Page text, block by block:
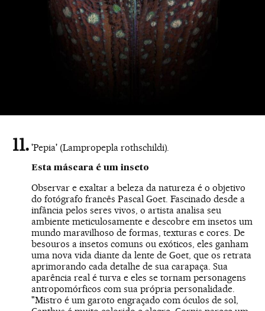
'Pepia' (Lampropepla rothschildi).
Esta máscara é um inseto
Observar e exaltar a beleza da natureza é o objetivo
do fotógrafo francês Pascal Goet. Fascinado desde a
infância pelos seres vivos, o artista analisa seu
ambiente meticulosamente e descobre em insetos um
mundo maravilhoso de formas, texturas e cores. De
besouros a insetos comuns ou exóticos, eles ganham
uma nova vida diante da lente de Goet, que os retrata
aprimorando cada detalhe de sua carapaça. Sua
aparência real é turva e eles se tornam personagens
antropomórficos com sua própria personalidade.
"Mistro é um garoto engraçado com óculos de sol,